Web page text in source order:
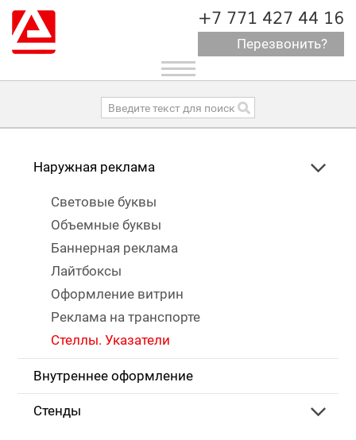
+7 771 427 44 16
Перезвонить?
Toggle
navigation
Наружная реклама
Световые буквы
Объемные буквы
Баннерная реклама
Лайтбоксы
Оформление витрин
Реклама на транспорте
Стеллы. Указатели
Внутреннее оформление
Стенды